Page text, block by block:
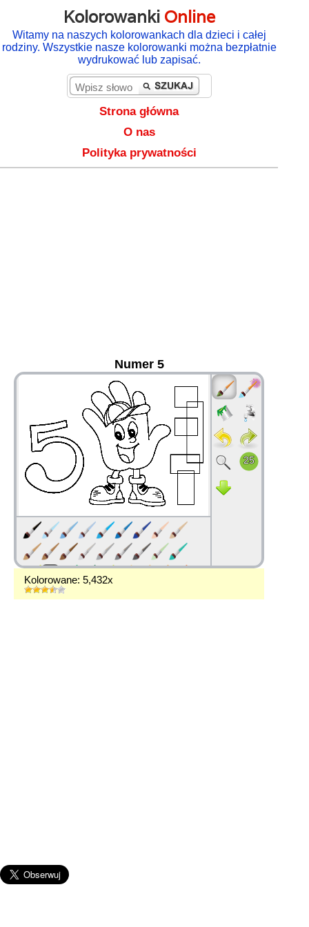
Kolorowanki Online
Witamy na naszych kolorowankach dla dzieci i całej
rodziny. Wszystkie nasze kolorowanki można bezpłatnie
wydrukować lub zapisać.
Strona główna
O nas
Polityka prywatności
Numer 5
Kolorowane: 5,432x